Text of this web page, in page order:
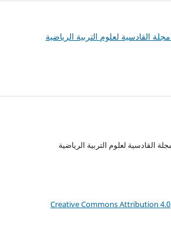
Creative Commons Attribution 4.0